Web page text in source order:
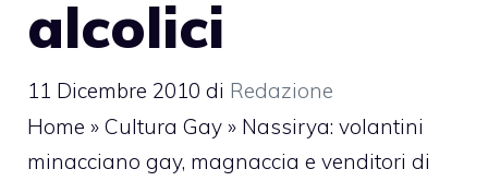
alcolici
11 Dicembre 2010 di Redazione
Home » Cultura Gay » Nassirya: volantini
minacciano gay, magnaccia e venditori di